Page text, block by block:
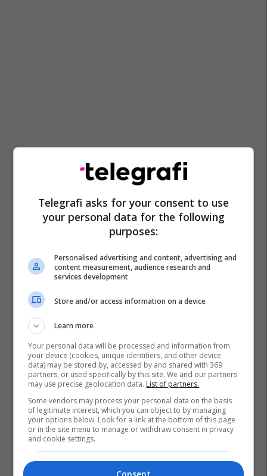
Shtetet E Bashkuara Vodka
Supermarket
Telegrafi asks for your consent to use
your personal data for the following
purposes:
Personalised advertising and content, advertising and
content measurement, audience research and
services development
Store and/or access information on a device
Learn more
Your personal data will be processed and information from
your device (cookies, unique identifiers, and other device
data) may be stored by, accessed by and shared with 369
partners, or used specifically by this site. We and our partners
may use precise geolocation data. List of partners.
Some vendors may process your personal data on the basis
of legitimate interest, which you can object to by managing
your options below. Look for a link at the bottom of this page
or in the site menu to manage or withdraw consent in privacy
and cookie settings.